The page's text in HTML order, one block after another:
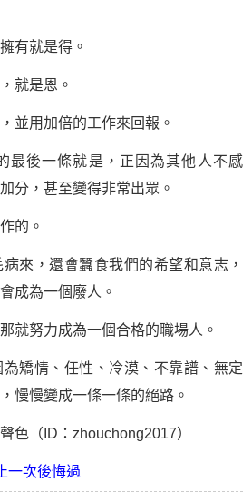
就是得。
就是恩。
用加倍的工作來回報。
後一條就是，正因為其他人不感
分，甚至變得非常出眾。
的。
，還會蠶食我們的希望和意志，
成為一個廢人。
努力成為一個合格的職場人。
情、任性、冷漠、不靠譜、無定
慢慢變成一條一條的絕路。
（ID：zhouchong2017）
一次後悔過